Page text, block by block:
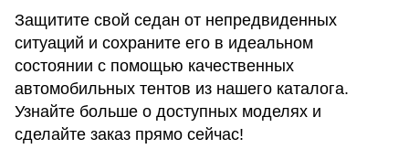
Защитите свой седан от непредвиденных
ситуаций и сохраните его в идеальном
состоянии с помощью качественных
автомобильных тентов из нашего каталога.
Узнайте больше о доступных моделях и
сделайте заказ прямо сейчас!